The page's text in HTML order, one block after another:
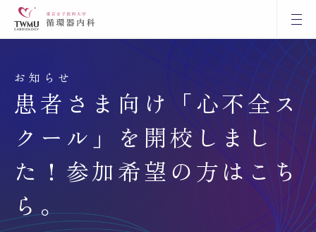
お知らせ
患者さま向け「心不全ス
クール」を開校しまし
た！参加希望の方はこち
ら。